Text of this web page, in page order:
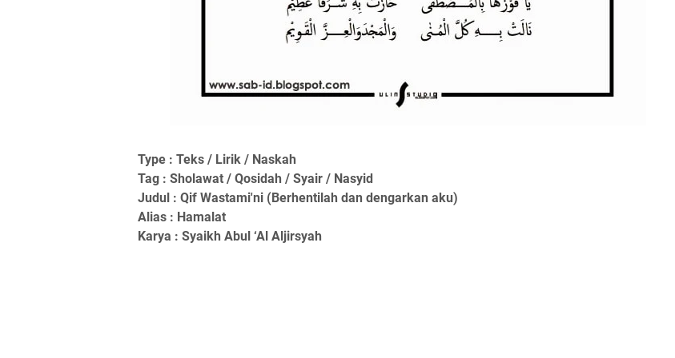
Type : Teks / Lirik / Naskah
Tag : Sholawat / Qosidah / Syair / Nasyid
Judul : Qif Wastami'ni (Berhentilah dan dengarkan aku)
Alias : Hamalat
Karya : Syaikh Abul ‘Al Aljirsyah